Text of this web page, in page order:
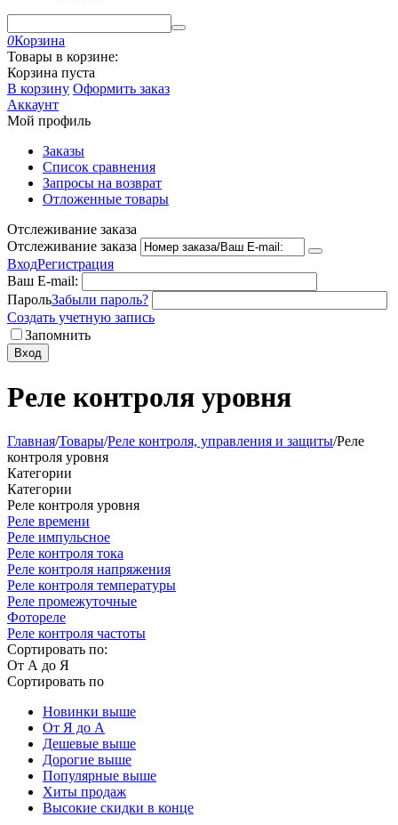
0Корзина
Товары в корзине:
Корзина пуста
В корзину Оформить заказ
Аккаунт
Мой профиль
Заказы
Список сравнения
Запросы на возврат
Отложенные товары
Отслеживание заказа
Отслеживание заказа
ВходРегистрация
Ваш E-mail:
ПарольЗабыли пароль?
Создать учетную запись
Запомнить
Вход
Реле контроля уровня
Главная/Товары/Реле контроля, управления и защиты/Реле
контроля уровня
Категории
Категории
Реле контроля уровня
Реле времени
Реле импульсное
Реле контроля тока
Реле контроля напряжения
Реле контроля температуры
Реле промежуточные
Фотореле
Реле контроля частоты
Сортировать по:
От А до Я
Сортировать по
Новинки выше
От Я до А
Дешевые выше
Дорогие выше
Популярные выше
Хиты продаж
Высокие скидки в конце